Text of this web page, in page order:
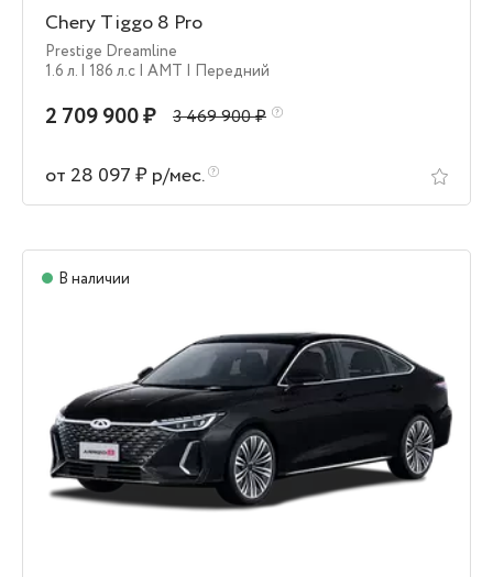
Chery Tiggo 8 Pro
Prestige Dreamline
1.6 л. | 186 л.c | AMT | Передний
2 709 900 ₽ 3 469 900 ₽
от 28 097 ₽ р/мес.
В наличии